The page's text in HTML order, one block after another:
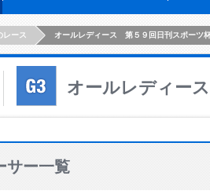
レース オールレディース 第５９回日刊スポーツ
オールレディー
サー一覧